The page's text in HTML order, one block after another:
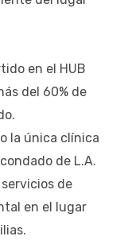
en el HUB
del 60% de
la única clínica
de L.A.
de
en el lugar